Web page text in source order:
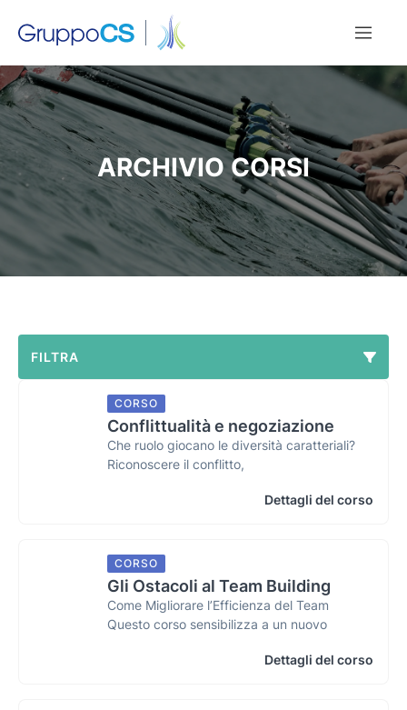
ARCHIVIO CORSI
FILTRA
CORSO
Conflittualità e negoziazione
Che ruolo giocano le diversità caratteriali?
Riconoscere il conflitto,
Dettagli del corso
CORSO
Gli Ostacoli al Team Building
Come Migliorare l’Efficienza del Team
Questo corso sensibilizza a un nuovo
Dettagli del corso